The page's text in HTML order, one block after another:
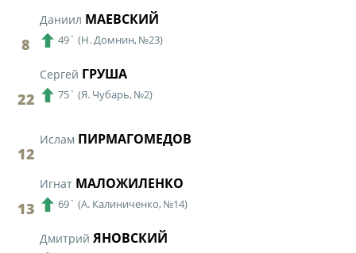
8
Даниил МАЕВСКИЙ
49` (Н. Домнин, №23)
22
Сергей ГРУША
75` (Я. Чубарь, №2)
12
Ислам ПИРМАГОМЕДОВ
13
Игнат МАЛОЖИЛЕНКО
69` (А. Калиниченко, №14)
Дмитрий ЯНОВСКИЙ